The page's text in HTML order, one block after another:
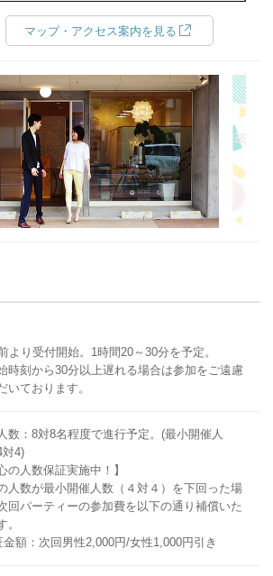
マップ・アクセス案内を見る
より受付開始。1時間20～30分を予定。
時刻から30分以上遅れる場合は参加をご遠慮
いております。
数：8対8名程度で進行予定。(最小開催人
対4)
の人数保証実施中！】
人数が最小開催人数（４対４）を下回った場
回パーティーの参加費を以下の通り補償いた
。
金額：次回男性2,000円/女性1,000円引き